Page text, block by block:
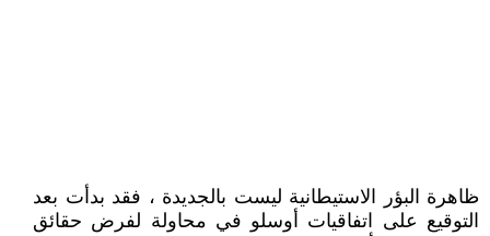
ظاهرة البؤر الاستيطانية ليست بالجديدة ، فقد بدأت بعد
التوقيع على اتفاقيات أوسلو في محاولة لفرض حقائق